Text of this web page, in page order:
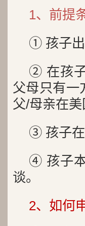
1、前提
① 孩子出
② 在孩
父母只有一
父/母亲在
③ 孩子在
④ 孩子
谈‌。
2、如何